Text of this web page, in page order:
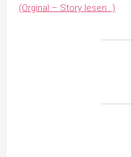
(Orginal – Story lesen…)